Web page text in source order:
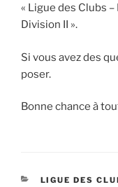
« Ligue des Clubs
Division II ».
Si vous avez des
poser.
Bonne chance à
CATÉGORIES
LIGUE DES